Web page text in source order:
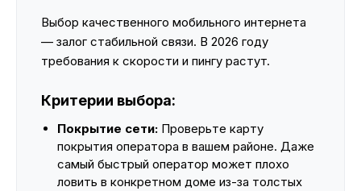
Выбор качественного мобильного интернета
— залог стабильной связи. В 2026 году
требования к скорости и пингу растут.
Критерии выбора:
Покрытие сети: Проверьте карту
покрытия оператора в вашем районе. Даже
самый быстрый оператор может плохо
ловить в конкретном доме из-за толстых